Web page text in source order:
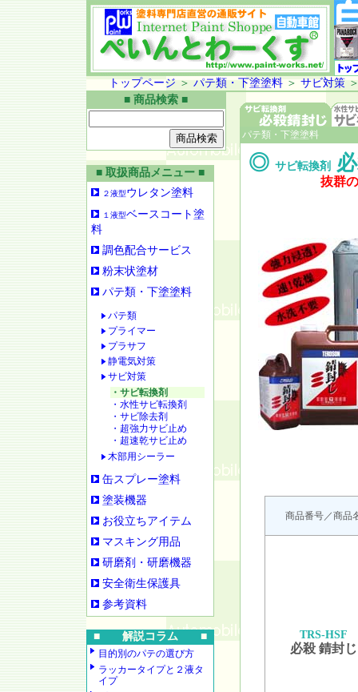
トップページ ＞ パテ類・下塗塗料＞ サビ対策
■ 商品検索 ■
■ 取扱商品メニュー ■
２液型ウレタン塗料
１液型ベースコート塗
料
調色配合サービス
粉末状塗材
パテ類・下塗塗料
パテ類
プライマー
プラサフ
静電気対策
サビ対策
・サビ転換剤
・水性サビ転換剤
・サビ除去剤
・超強力サビ止め
・超速乾サビ止め
木部用シーラー
缶スプレー塗料
塗装機器
お役立ちアイテム
マスキング用品
研磨剤・研磨機器
安全衛生保護具
参考資料
■ 解説コラム ■
目的別のパテの選び方
ラッカータイプと２液タ
イプ
パテ類・下塗塗料
◎ サビ転換剤必
抜群
商品番号／商品
TRS-HSF
必殺 錆封じ